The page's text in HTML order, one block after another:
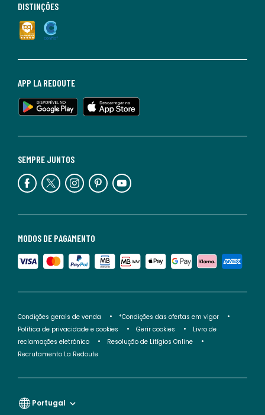
MODOS DE PAGAMENTO
SEMPRE JUNTOS
APP LA REDOUTE
DISTINÇÕES
Condições gerais de venda
*Condições das ofertas em vigor
Política de privacidade e cookies
Gerir cookies
Livro de
reclamações eletrónico
Resolução de Litígios Online
Recrutamento La Redoute
Portugal